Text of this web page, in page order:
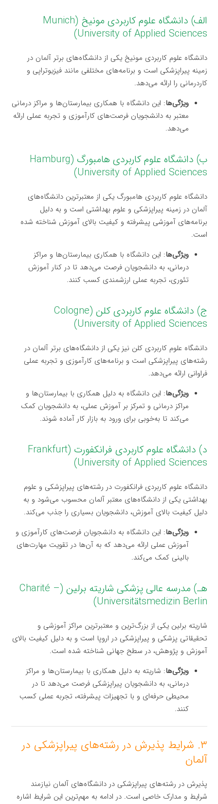
الف) دانشگاه علوم کاربردی مونیخ (Munich
University of Applied Sciences)
دانشگاه علوم کاربردی مونیخ یکی از دانشگاه‌های برتر آلمان در
زمینه پیراپزشکی است و برنامه‌های مختلفی مانند فیزیوتراپی و
کاردرمانی را ارائه می‌دهد.
ویژگی‌ها: این دانشگاه با همکاری بیمارستان‌ها و مراکز درمانی
معتبر به دانشجویان فرصت‌های کارآموزی و تجربه عملی ارائه
می‌دهد.
ب) دانشگاه علوم کاربردی هامبورگ (Hamburg
University of Applied Sciences)
دانشگاه علوم کاربردی هامبورگ یکی از معتبرترین دانشگاه‌های
آلمان در زمینه پیراپزشکی و علوم بهداشتی است و به دلیل
برنامه‌های آموزشی پیشرفته و کیفیت بالای آموزش شناخته شده
است.
ویژگی‌ها: این دانشگاه با همکاری بیمارستان‌ها و مراکز
درمانی، به دانشجویان فرصت می‌دهد تا در کنار آموزش
تئوری، تجربه عملی ارزشمندی کسب کنند.
ج) دانشگاه علوم کاربردی کلن (Cologne
University of Applied Sciences)
دانشگاه علوم کاربردی کلن نیز یکی از دانشگاه‌های برتر آلمان در
رشته‌های پیراپزشکی است و برنامه‌های کارآموزی و تجربه عملی
فراوانی ارائه می‌دهد.
ویژگی‌ها: این دانشگاه به دلیل همکاری با بیمارستان‌ها و
مراکز درمانی و تمرکز بر آموزش عملی، به دانشجویان کمک
می‌کند تا به‌خوبی برای ورود به بازار کار آماده شوند.
د) دانشگاه علوم کاربردی فرانکفورت (Frankfurt
University of Applied Sciences)
دانشگاه علوم کاربردی فرانکفورت در رشته‌های پیراپزشکی و علوم
بهداشتی یکی از دانشگاه‌های معتبر آلمان محسوب می‌شود و به
دلیل کیفیت بالای آموزش، دانشجویان بسیاری را جذب می‌کند.
ویژگی‌ها: این دانشگاه به دانشجویان فرصت‌های کارآموزی و
آموزش عملی ارائه می‌دهد که به آن‌ها در تقویت مهارت‌های
بالینی کمک می‌کند.
هـ) مدرسه عالی پزشکی شاریته برلین (Charité –
Universitätsmedizin Berlin)
شاریته برلین یکی از بزرگ‌ترین و معتبرترین مراکز آموزشی و
تحقیقاتی پزشکی و پیراپزشکی در اروپا است و به دلیل کیفیت بالای
آموزش و پژوهش، در سطح جهانی شناخته شده است.
ویژگی‌ها: شاریته به دلیل همکاری با بیمارستان‌ها و مراکز
درمانی، به دانشجویان پیراپزشکی فرصت می‌دهد تا در
محیطی حرفه‌ای و با تجهیزات پیشرفته، تجربه عملی کسب
کنند.
۳. شرایط پذیرش در رشته‌های پیراپزشکی در
آلمان
پذیرش در رشته‌های پیراپزشکی در دانشگاه‌های آلمان نیازمند
شرایط و مدارک خاصی است. در ادامه به مهم‌ترین این شرایط اشاره